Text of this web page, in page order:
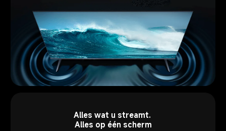
Alles wat u streamt.
Alles op één scherm